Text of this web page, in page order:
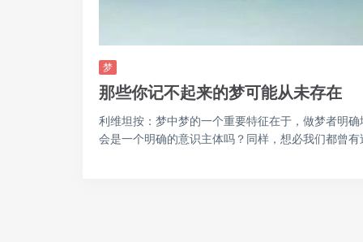
梦
那些你记不起来的梦可能从未存在
利维坦按：梦中梦的一个重要特征在于，做梦者明
会是一个明确的意识主体吗？同样，想必我们都曾